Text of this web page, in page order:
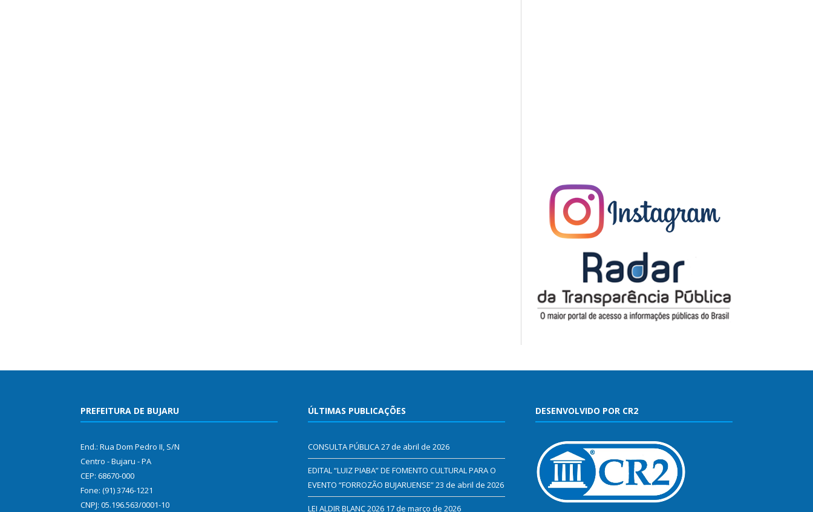
PREFEITURA DE BUJARU
End.: Rua Dom Pedro II, S/N
Centro - Bujaru - PA
CEP: 68670-000
Fone: (91) 3746-1221
CNPJ: 05.196.563/0001-10
ÚLTIMAS PUBLICAÇÕES
CONSULTA PÚBLICA27 de abril de 2026
EDITAL “LUIZ PIABA” DE FOMENTO CULTURAL PARA O
EVENTO “FORROZÃO BUJARUENSE”23 de abril de 2026
LEI ALDIR BLANC 2026 17 de março de 2026
DESENVOLVIDO POR CR2